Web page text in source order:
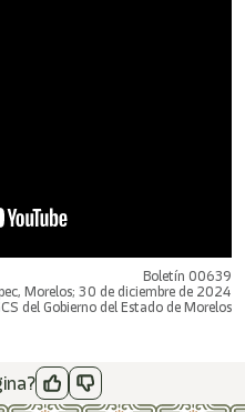
Boletín 00639
Morelos; 30 de diciembre de 2024
del Gobierno del Estado de Morelos